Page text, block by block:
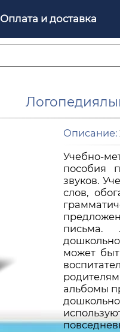
Оплата и доставка
Описание:
Учебно-
пособия
звуков.
слов,
письма.
может
альбомы